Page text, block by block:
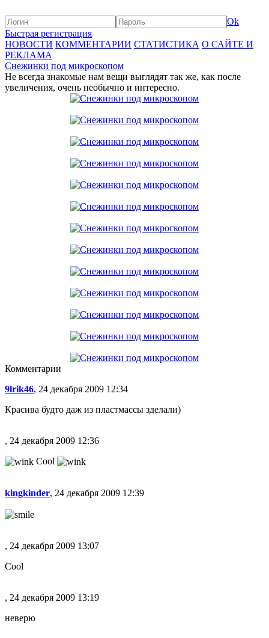
Ok
Быстрая регистрация
НОВОСТИ КОММЕНТАРИИ СТАТИСТИКА О САЙТЕ И
РЕКЛАМА
Снежинки под микроскопом
Не всегда знакомые нам вещи выглядят так же, как после
увеличения, очень необычно и интересно.
Комментарии
9lrik46, 24 декабря 2009 12:34
Красива будто даж из пластмассы зделали)
, 24 декабря 2009 12:36
Cool
kingkinder, 24 декабря 2009 12:39
, 24 декабря 2009 13:07
Cool
, 24 декабря 2009 13:19
неверю